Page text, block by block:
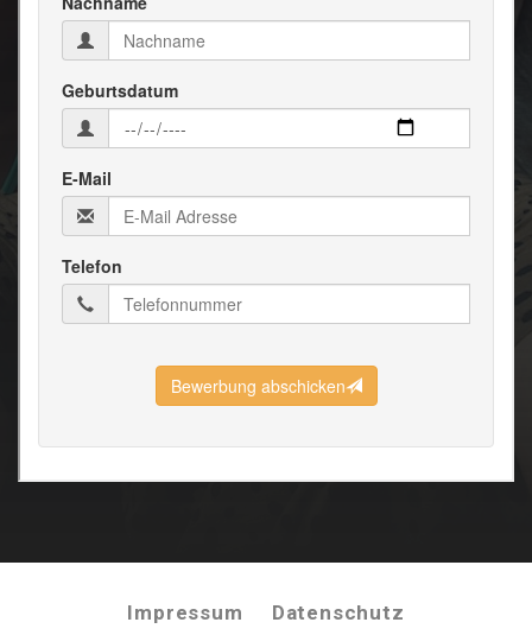
Impressum Datenschutz